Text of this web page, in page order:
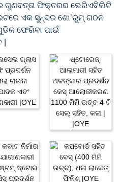
ଗୁଣବତ୍ତା ଫିକ୍ଚରର ଭେରିଏବିଲିଟି
ଏକ ସୁନ୍ଦର ଶୋ’ରୁମ୍ ଗଠନ
ଫେରିବା ପାଇଁ